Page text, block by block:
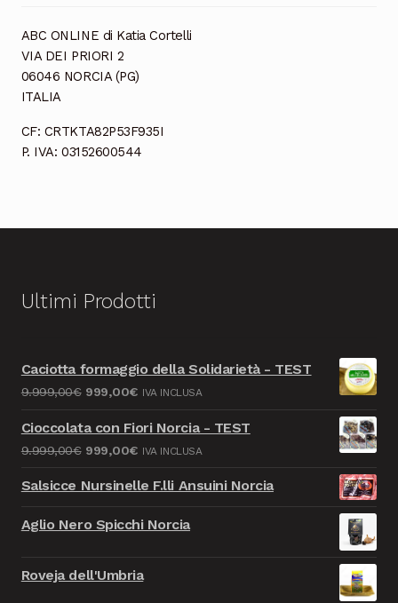
ABC ONLINE di Katia Cortelli
VIA DEI PRIORI 2
06046 NORCIA (PG)
ITALIA
CF: CRTKTA82P53F935I
P. IVA: 03152600544
Ultimi Prodotti
Caciotta formaggio della Solidarietà - TEST
9.999,00€ Il
originale
era:
9.999,00€.
999,00€Il
attuale
è:
999,00€.
IVA INCLUSA
Cioccolata con Fiori Norcia - TEST
9.999,00€ Il
originale
9.999,00€.
999,00€Il
attuale
IVA INCLUSA
Salsicce Nursinelle F.lli Ansuini Norcia
Aglio Nero Spicchi Norcia
Roveja dell'Umbria